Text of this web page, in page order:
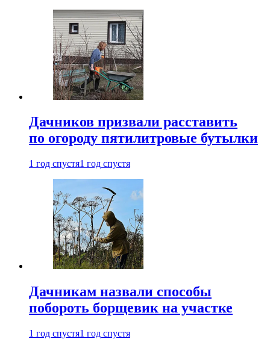
Дачников призвали расставить
по огороду пятилитровые бутылки
1 год спустя1 год спустя
Дачникам назвали способы
побороть борщевик на участке
1 год спустя1 год спустя